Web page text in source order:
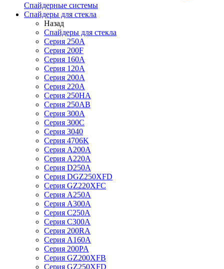
Спайдерные системы
Спайдеры для стекла
Назад
Спайдеры для стекла
Серия 250А
Серия 200F
Серия 160А
Серия 120A
Серия 200А
Серия 220А
Серия 250HA
Серия 250АB
Серия 300А
Серия 300С
Серия 3040
Серия 4706K
Серия A200A
Серия A220A
Серия D250A
Серия DGZ250XFD
Серия GZ220XFC
Серия А250А
Серия А300А
Серия С250A
Серия С300A
Серия 200RA
Серия А160A
Серия 200PA
Серия GZ200XFB
Серия GZ250XFD